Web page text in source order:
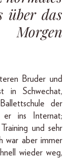
über das
Bruder und
in Schwechat,
der
er ins Internat;
und sehr
war aber immer
wieder weg,